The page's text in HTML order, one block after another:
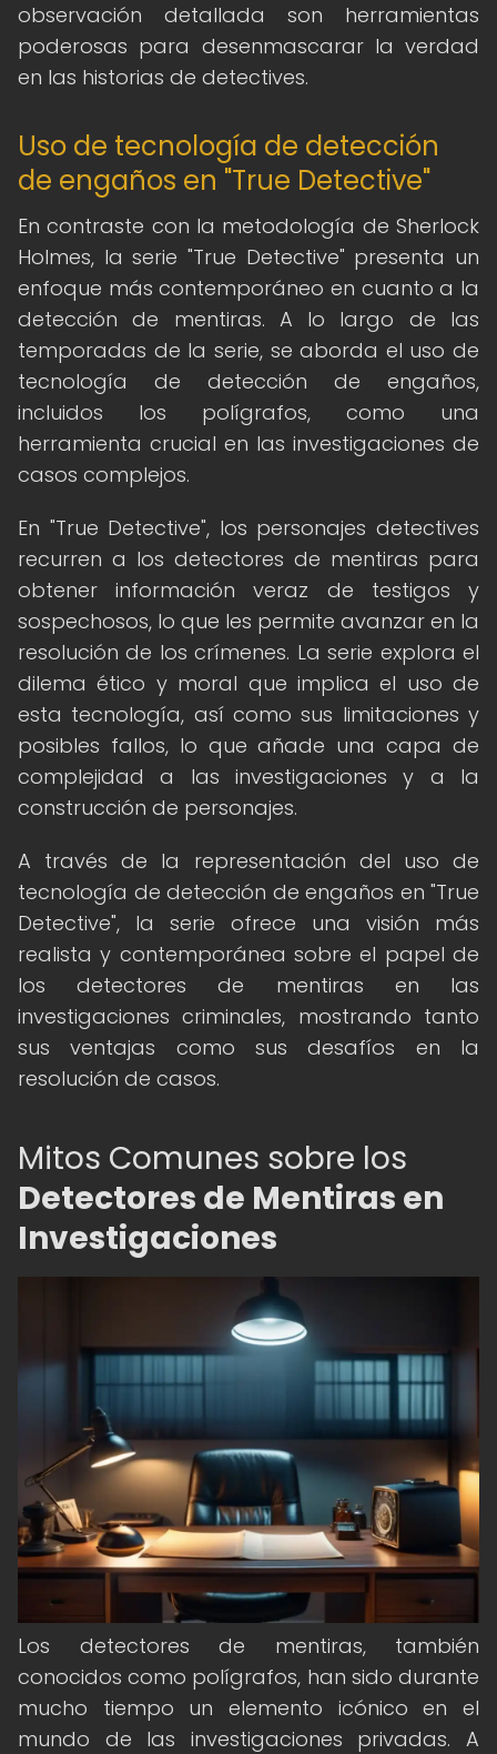
observación detallada son herramientas
poderosas para desenmascarar la verdad
en las historias de detectives.
Uso de tecnología de detección
de engaños en "True Detective"
En contraste con la metodología de Sherlock
Holmes, la serie "True Detective" presenta un
enfoque más contemporáneo en cuanto a la
detección de mentiras. A lo largo de las
temporadas de la serie, se aborda el uso de
tecnología de detección de engaños,
incluidos los polígrafos, como una
herramienta crucial en las investigaciones de
casos complejos.
En "True Detective", los personajes detectives
recurren a los detectores de mentiras para
obtener información veraz de testigos y
sospechosos, lo que les permite avanzar en la
resolución de los crímenes. La serie explora el
dilema ético y moral que implica el uso de
esta tecnología, así como sus limitaciones y
posibles fallos, lo que añade una capa de
complejidad a las investigaciones y a la
construcción de personajes.
A través de la representación del uso de
tecnología de detección de engaños en "True
Detective", la serie ofrece una visión más
realista y contemporánea sobre el papel de
los detectores de mentiras en las
investigaciones criminales, mostrando tanto
sus ventajas como sus desafíos en la
resolución de casos.
Mitos Comunes sobre los
Detectores de Mentiras en
Investigaciones
Los detectores de mentiras, también
conocidos como polígrafos, han sido durante
mucho tiempo un elemento icónico en el
mundo de las investigaciones privadas. A